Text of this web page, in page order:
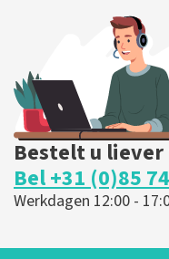
BESTEL NU
Bestelt u
Bel +31 (0)85
Werkdagen 12:00 -